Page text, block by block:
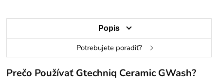
Popis
Potrebujete poradiť?
Prečo Používať Gtechniq Ceramic GWash?